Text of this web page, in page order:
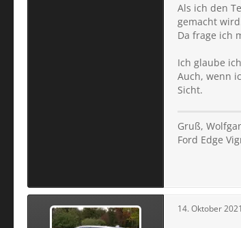
Als ich den
gemacht
Da frage ich
Ich glaube
Auch, wenn
Sicht.
Gruß,
Ford Edge
14. Oktober 2021